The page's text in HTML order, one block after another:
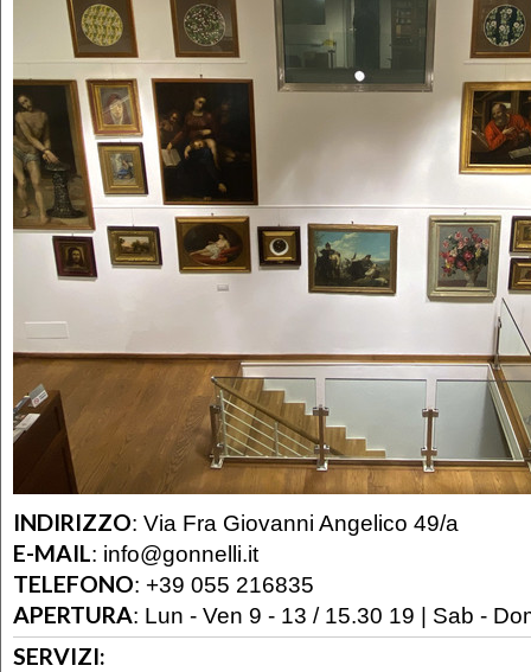
INDIRIZZO: Via Fra Giovanni Angelico 49/a
E-MAIL: info@gonnelli.it
TELEFONO: +39 055 216835
APERTURA: Lun - Ven 9 - 13 / 15.30 19 | Sab -
SERVIZI: